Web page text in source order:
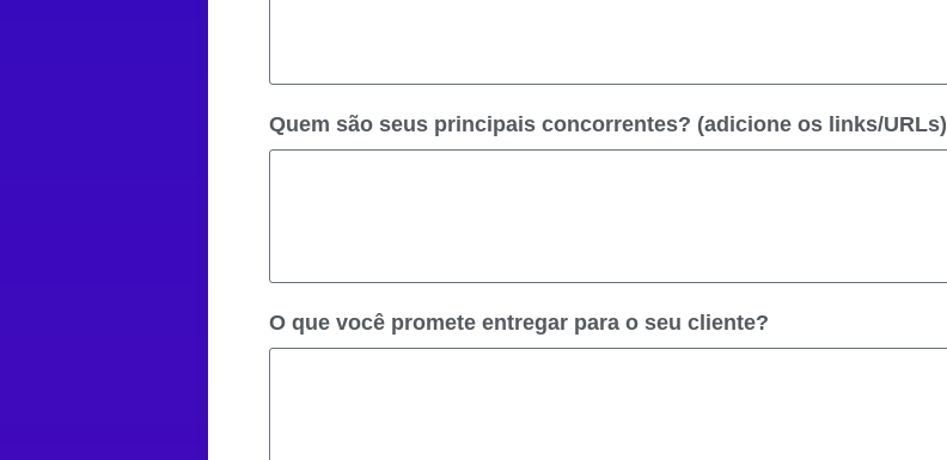
Quem são seus principais concorrentes? (adicione os links/URLs)
O que você promete entregar para o seu cliente?